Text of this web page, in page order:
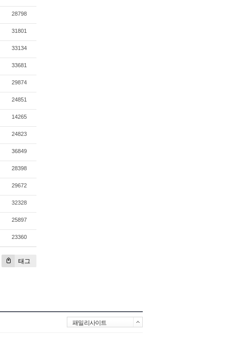
28798
31801
33134
33681
29874
24851
14265
24823
36849
28398
29672
32328
25897
23360
태그
패밀리사이트